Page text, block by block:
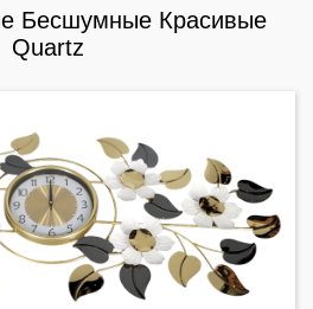
Бесшумные Красивые
Quartz